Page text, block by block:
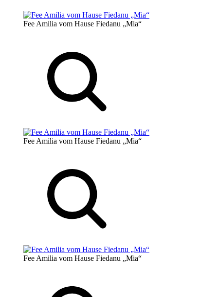
Fee Amilia vom Hause Fiedanu „Mia“
Fee Amilia vom Hause Fiedanu „Mia“
Fee Amilia vom Hause Fiedanu „Mia“